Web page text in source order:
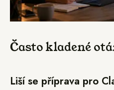
Často kladené
Liší se příprava pro